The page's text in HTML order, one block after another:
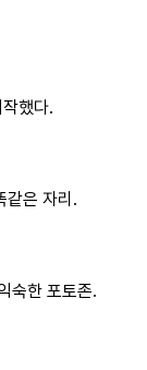
했다.
같은 자리.
숙한 포토존.